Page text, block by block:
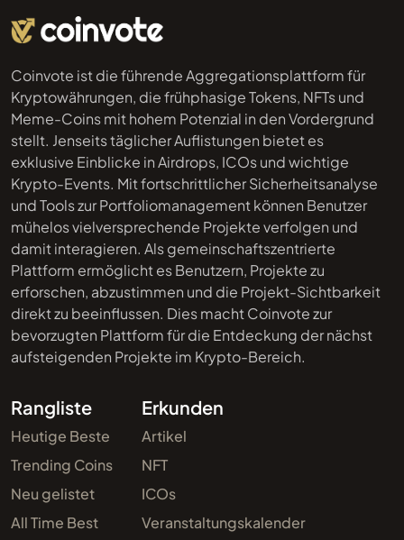
Coinvote ist die führende Aggregationsplattform für
Kryptowährungen, die frühphasige Tokens, NFTs und
Meme-Coins mit hohem Potenzial in den Vordergrund
stellt. Jenseits täglicher Auflistungen bietet es
exklusive Einblicke in Airdrops, ICOs und wichtige
Krypto-Events. Mit fortschrittlicher Sicherheitsanalyse
und Tools zur Portfoliomanagement können Benutzer
mühelos vielversprechende Projekte verfolgen und
damit interagieren. Als gemeinschaftszentrierte
Plattform ermöglicht es Benutzern, Projekte zu
erforschen, abzustimmen und die Projekt-Sichtbarkeit
direkt zu beeinflussen. Dies macht Coinvote zur
bevorzugten Plattform für die Entdeckung der nächst
aufsteigenden Projekte im Krypto-Bereich.
Rangliste
Heutige Beste
Trending Coins
Neu gelistet
All Time Best
Erkunden
Artikel
NFT
ICOs
Veranstaltungskalender